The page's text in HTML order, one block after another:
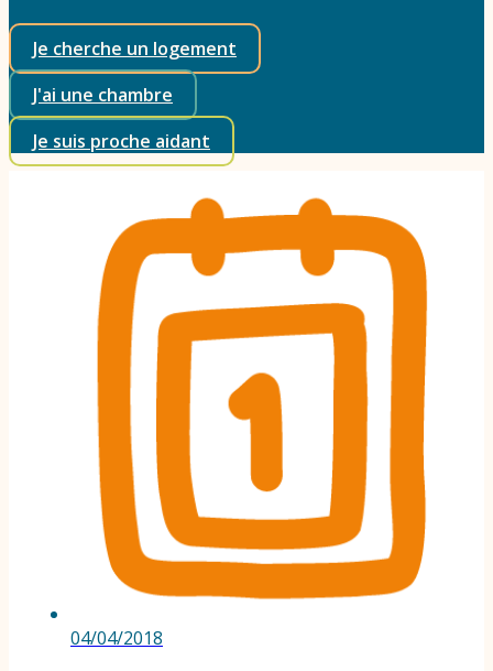
Je cherche un logement
J'ai une chambre
Je suis proche aidant
04/04/2018